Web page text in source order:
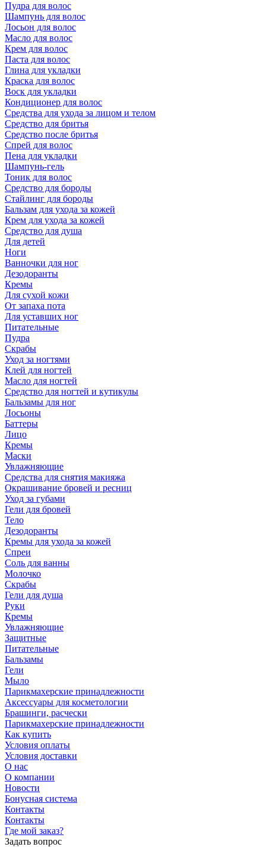
Пудра для волос
Шампунь для волос
Лосьон для волос
Масло для волос
Крем для волос
Паста для волос
Глина для укладки
Краска для волос
Воск для укладки
Кондиционер для волос
Средства для ухода за лицом и телом
Средство для бритья
Средство после бритья
Спрей для волос
Пена для укладки
Шампунь-гель
Тоник для волос
Средство для бороды
Стайлинг для бороды
Бальзам для ухода за кожей
Крем для ухода за кожей
Средство для душа
Для детей
Ноги
Ванночки для ног
Дезодоранты
Кремы
Для сухой кожи
От запаха пота
Для уставших ног
Питательные
Пудра
Скрабы
Уход за ногтями
Клей для ногтей
Масло для ногтей
Средство для ногтей и кутикулы
Бальзамы для ног
Лосьоны
Баттеры
Лицо
Кремы
Маски
Увлажняющие
Средства для снятия макияжа
Окрашивание бровей и ресниц
Уход за губами
Гели для бровей
Тело
Дезодоранты
Кремы для ухода за кожей
Спреи
Соль для ванны
Молочко
Скрабы
Гели для душа
Руки
Кремы
Увлажняющие
Защитные
Питательные
Бальзамы
Гели
Мыло
Парикмахерские принадлежности
Аксессуары для косметологии
Брашинги, расчески
Парикмахерские принадлежности
Как купить
Условия оплаты
Условия доставки
О нас
О компании
Новости
Бонусная система
Контакты
Контакты
Где мой заказ?
Задать вопрос